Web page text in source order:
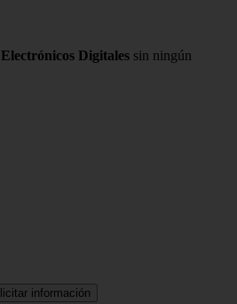
Digitales sin ningún
información